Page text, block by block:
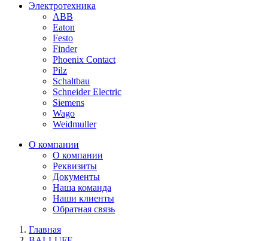
Электротехника
ABB
Eaton
Festo
Finder
Phoenix Contact
Pilz
Schaltbau
Schneider Electric
Siemens
Wago
Weidmuller
О компании
О компании
Реквизиты
Документы
Наша команда
Наши клиенты
Обратная связь
Главная